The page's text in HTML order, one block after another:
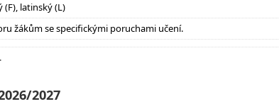
(F), latinský (L)
žákům se specifickými poruchami učení.
.
2027